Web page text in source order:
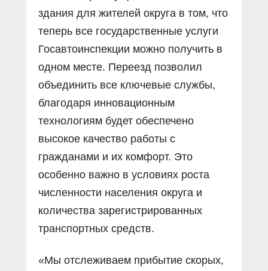
здания для жителей округа в том, что
теперь все государственные услуги
Госавтоинспекции можно получить в
одном месте. Переезд позволил
объединить все ключевые службы,
благодаря инновационным
технологиям будет обеспечено
высокое качество работы с
гражданами и их комфорт. Это
особенно важно в условиях роста
численности населения округа и
количества зарегистрированных
транспортных средств.
«Мы отслеживаем прибытие скорых,